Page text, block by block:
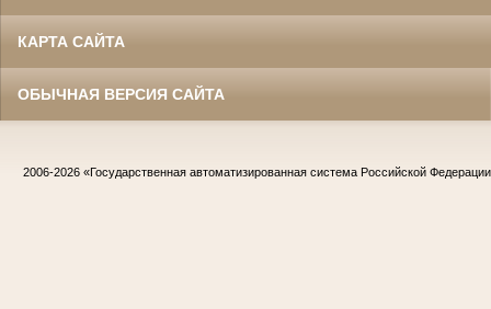
КАРТА САЙТА
ОБЫЧНАЯ ВЕРСИЯ САЙТА
2006-2026 «Государственная автоматизированная система Российской